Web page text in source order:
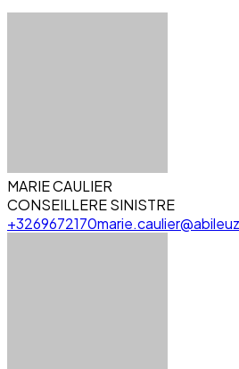
MARIE CAULIER
CONSEILLERE SINISTRE
+3269672170